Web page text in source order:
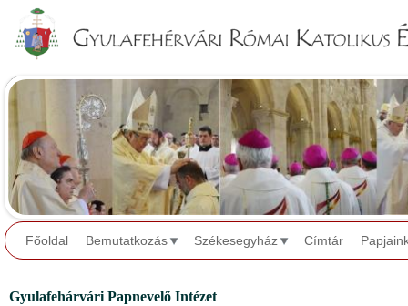
Főoldal Bemutatkozás Székesegyház Címtár
Gyulafehárvári Papnevelő Intézet